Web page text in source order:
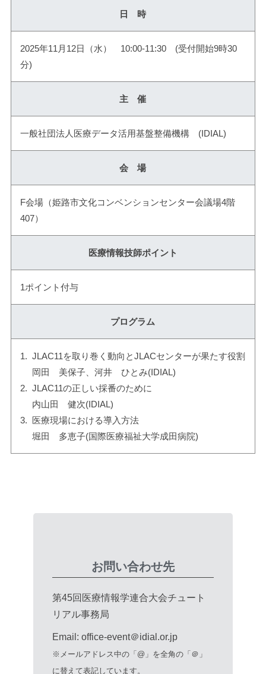
日 時
2025年11月12日（水） 10:00-11:30 (受付開始9時30
分)
主 催
一般社団法人医療データ活用基盤整備機構 (IDIAL)
会 場
F会場（姫路市文化コンベンションセンター会議場4階
407）
医療情報技師ポイント
1ポイント付与
プログラム
JLAC11を取り巻く動向とJLACセンターが果たす役割
岡田 美保子、河井 ひとみ(IDIAL)
JLAC11の正しい採番のために
内山田 健次(IDIAL)
医療現場における導入方法
堀田 多恵子(国際医療福祉大学成田病院)
お問い合わせ先
第45回医療情報学連合大会チュート
リアル事務局
Email: office-event＠idial.or.jp
※メールアドレス中の「@」を全角の「＠」
に替えて表記しています。